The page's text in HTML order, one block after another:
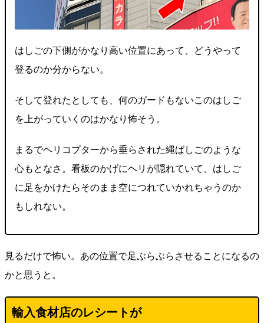
はしごの下側がかなり高い位置にあって、どうやって
登るのか分からない。
そして登れたとしても、何のガードもないこのはしご
を上がっていくのはかなり怖そう。
まるでヘリコプターから垂らされた縄ばしごのような
心もとなさ。看板のかげにヘリが隠れていて、はしご
に足をかけたらそのまま空につれていかれちゃうのか
もしれない。
見るだけで怖い。あの位置で足ぶらぶらさせることになるの
かと思うと。
輸入食材店のレシートが